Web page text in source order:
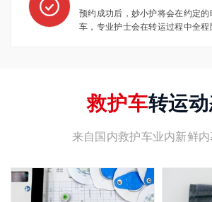
预约成功后，妙小护将会在约定
车，专业护士会在转运过程中全程
救护车转运
来自国内救护车业内新鲜